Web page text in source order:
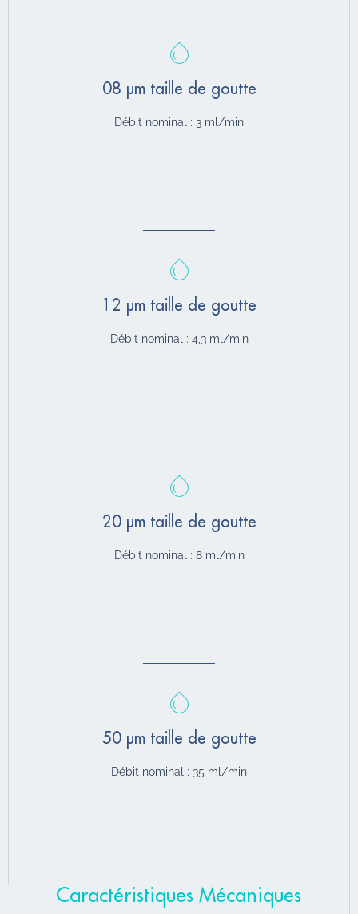
08 µm taille de goutte
Débit nominal : 3 ml/min
12 µm taille de goutte
Débit nominal : 4,3 ml/min
20 µm taille de goutte
Débit nominal : 8 ml/min
50 µm taille de goutte
Débit nominal : 35 ml/min
Caractéristiques Mécaniques